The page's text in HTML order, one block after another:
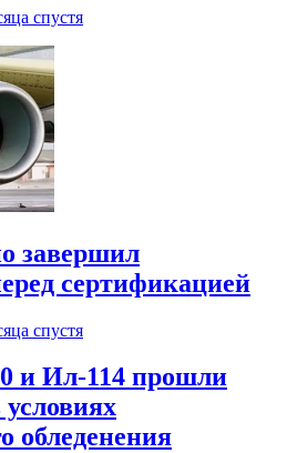
спустя
завершил
сертификацией
спустя
и Ил-114 прошли
обледенения